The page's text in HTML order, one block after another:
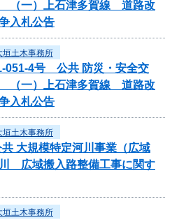
（一）上石津多賀線 道路改
入札公告
垣土木事務所
051-4号 公共 防災・安全交
（一）上石津多賀線 道路改
入札公告
垣土木事務所
大規模特定河川事業（広域
広域搬入路整備工事に関す
垣土木事務所